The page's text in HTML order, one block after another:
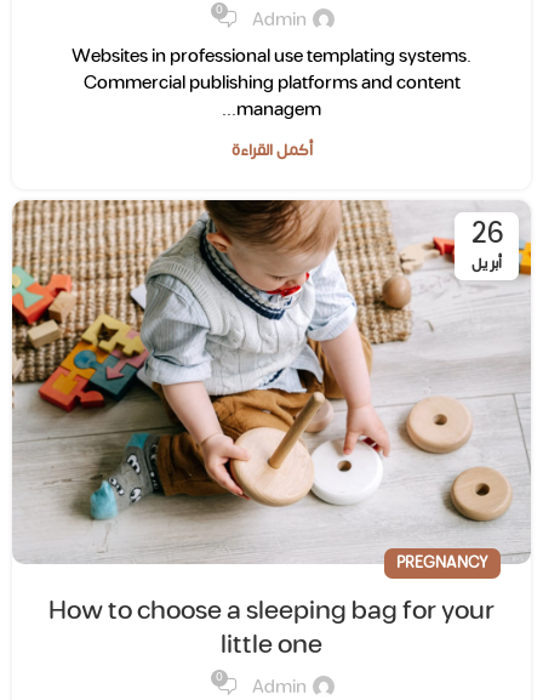
Admin
0
Websites in professional use templating systems.
Commercial publishing platforms and content
managem...
أكمل القراءة
26
أبريل
PREGNANCY
How to choose a sleeping bag for your
little one
Admin
0